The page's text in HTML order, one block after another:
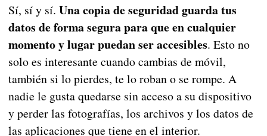
Sí, sí y sí. Una copia de seguridad guarda tus
datos de forma segura para que en cualquier
momento y lugar puedan ser accesibles. Esto no
solo es interesante cuando cambias de móvil,
también si lo pierdes, te lo roban o se rompe. A
nadie le gusta quedarse sin acceso a su dispositivo
y perder las fotografías, los archivos y los datos de
las aplicaciones que tiene en el interior.